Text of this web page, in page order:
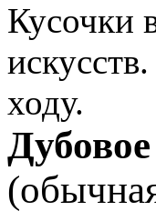
Кусочки
ходу.